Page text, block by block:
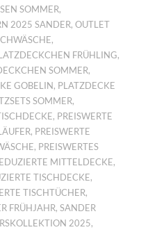
SOMMER,
2025 SANDER,OUTLET
,
FRÜHLING,
SOMMER,
GOBELIN , PLATZDECKE
SOMMER,
, PREISWERTE
, PREISWERTE
, PREISWERTES
MITTELDECKE,
TISCHDECKE,
TISCHTÜCHER,
FRÜHJAHR,SANDER
2025,